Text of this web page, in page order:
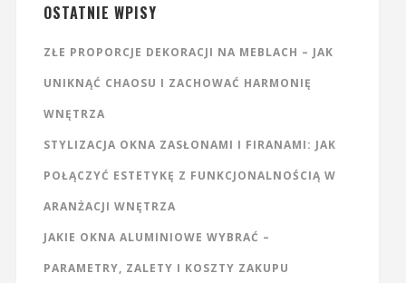
OSTATNIE WPISY
ZŁE PROPORCJE DEKORACJI NA MEBLACH – JAK
UNIKNĄĆ CHAOSU I ZACHOWAĆ HARMONIĘ
WNĘTRZA
STYLIZACJA OKNA ZASŁONAMI I FIRANAMI: JAK
POŁĄCZYĆ ESTETYKĘ Z FUNKCJONALNOŚCIĄ W
ARANŻACJI WNĘTRZA
JAKIE OKNA ALUMINIOWE WYBRAĆ –
PARAMETRY, ZALETY I KOSZTY ZAKUPU